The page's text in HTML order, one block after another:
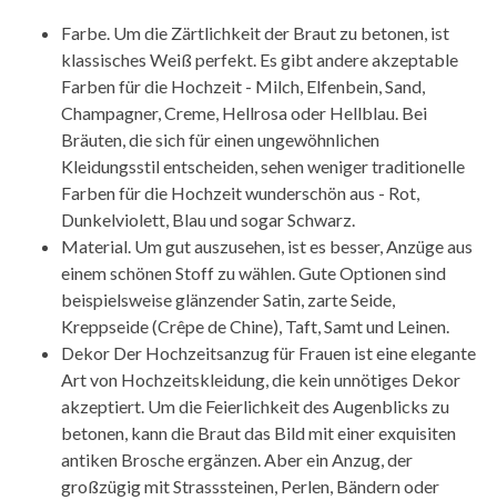
Farbe. Um die Zärtlichkeit der Braut zu betonen, ist
klassisches Weiß perfekt. Es gibt andere akzeptable
Farben für die Hochzeit - Milch, Elfenbein, Sand,
Champagner, Creme, Hellrosa oder Hellblau. Bei
Bräuten, die sich für einen ungewöhnlichen
Kleidungsstil entscheiden, sehen weniger traditionelle
Farben für die Hochzeit wunderschön aus - Rot,
Dunkelviolett, Blau und sogar Schwarz.
Material. Um gut auszusehen, ist es besser, Anzüge aus
einem schönen Stoff zu wählen. Gute Optionen sind
beispielsweise glänzender Satin, zarte Seide,
Kreppseide (Crêpe de Chine), Taft, Samt und Leinen.
Dekor Der Hochzeitsanzug für Frauen ist eine elegante
Art von Hochzeitskleidung, die kein unnötiges Dekor
akzeptiert. Um die Feierlichkeit des Augenblicks zu
betonen, kann die Braut das Bild mit einer exquisiten
antiken Brosche ergänzen. Aber ein Anzug, der
großzügig mit Strasssteinen, Perlen, Bändern oder